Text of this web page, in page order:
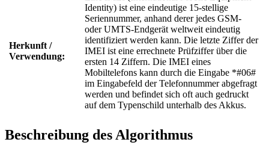
Herkunft /
Verwendung:
Identity) ist eine eindeutige 15-stellige
Seriennummer, anhand derer jedes GSM-
oder UMTS-Endgerät weltweit eindeutig
identifiziert werden kann. Die letzte Ziffer der
IMEI ist eine errechnete Prüfziffer über die
ersten 14 Ziffern. Die IMEI eines
Mobiltelefons kann durch die Eingabe *#06#
im Eingabefeld der Telefonnummer abgefragt
werden und befindet sich oft auch gedruckt
auf dem Typenschild unterhalb des Akkus.
Beschreibung des Algorithmus